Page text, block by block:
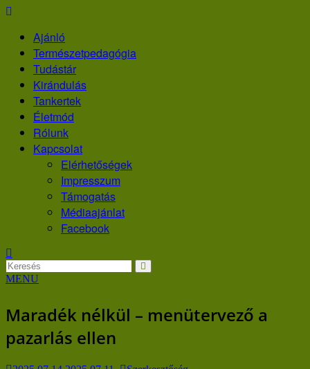
Skip
contentAjánló
Természetpedagógia
Tudástár
Kirándulás
Tankertek
Életmód
Rólunk
Kapcsolat
Elérhetőségek
Impresszum
Támogatás
Médiaajánlat
Facebook
MENU
Maradék nélkül – menütervező a
pazarlás ellen